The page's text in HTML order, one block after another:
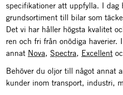
specifikationer att uppfylla. I dag
grundsortiment till bilar som
Det vi har håller högsta kvalitet
ren och fri från onödiga
annat Nova, Spectra, Excellent
Behöver du oljor till något annat
kunder inom transport, industri,